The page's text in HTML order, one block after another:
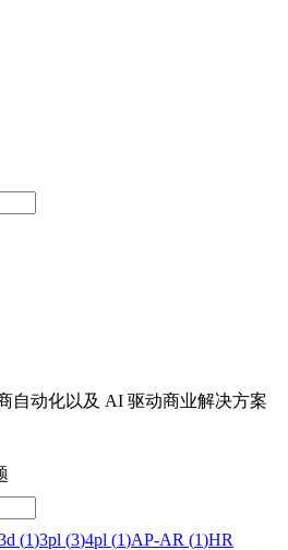
自动化以及 AI 驱动商业解决方案
(1)3pl (3)4pl (1)AP-AR (1)HR